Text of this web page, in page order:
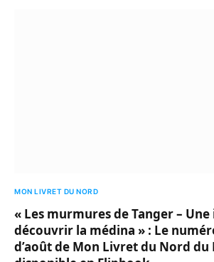
MON LIVRET DU NORD
« Les murmures de Tanger –
découvrir la médina » : Le
d’août de Mon Livret du Nord du